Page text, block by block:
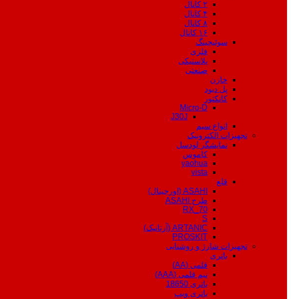
۲ کانال
۴ کانال
۸ کانال
۱۶ کانال
سوئیچینگ
فلزی
پلاستیکی
صنعتی
خازن
پل دیود
کانکتور
Micro-D
J30J
انواع سیم
تجهیزات الکترونیک
نمایشگر لودسل
کاموس
yaohua
vista
قلع
ASAHI (اورجینال)
طرح ASAHI
RX_70
S
ARTANIC (آرتانیک)
PROSKIT
تجهیزات شارژ و روشنایی
باتری
قلمی (AA)
نیم قلمی (AAA)
باتری 18650
باتری ویپ